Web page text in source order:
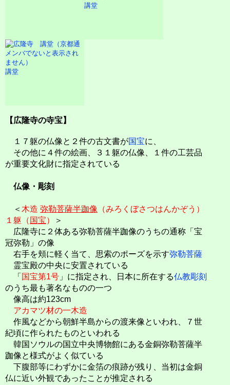
講堂
講堂
【広隆寺の寺宝】
１７躯の仏像と２件の古文書が国宝に、
その他に４件の絵画、３１躯の仏像、１件の工芸品
が重要文化財に指定されている
仏像・彫刻
＜ 木造 弥勒菩薩半跏像 （みろくぼさつはんかぞう）
１躯（ 国宝）
＞
広隆寺に２体ある弥勒菩薩半跏像のうちの通称「宝
冠弥勒」の像
右手を頬に軽く当て、思索のポーズを示す弥勒菩薩
霊宝殿の中央に安置されている
「 国宝第1号 」に指定され、日本に所在する仏教彫刻
のうち最も著名なものの一つ
像高は約123cm
アカマツ材の一木造
作風などから朝鮮半島からの渡来像といわれ、７世
紀頃に作られたものといわれる
韓国ソウルの国立中央博物館にある金銅弥勒菩薩半
跏像と様式がよく似ている
下腹部等にわずかに金箔の痕跡が残り、当初は金銅
仏に近い外観であったことが推定される